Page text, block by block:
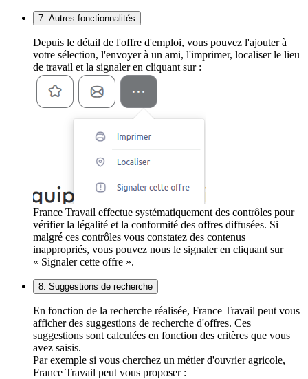
7. Autres fonctionnalités
Depuis le détail de l'offre d'emploi, vous pouvez l'ajouter à
votre sélection, l'envoyer à un ami, l'imprimer, localiser le lieu
de travail et la signaler en cliquant sur :
France Travail effectue systématiquement des contrôles pour
vérifier la légalité et la conformité des offres diffusées. Si
malgré ces contrôles vous constatez des contenus
inappropriés, vous pouvez nous le signaler en cliquant sur
« Signaler cette offre ».
8. Suggestions de recherche
En fonction de la recherche réalisée, France Travail peut vous
afficher des suggestions de recherche d'offres. Ces
suggestions sont calculées en fonction des critères que vous
avez saisis.
Par exemple si vous cherchez un métier d'ouvrier agricole,
France Travail peut vous proposer :